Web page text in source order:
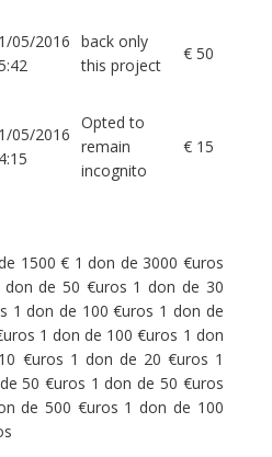
05/2016
back only
this project
€ 50
05/2016
Opted to
remain
incognito
€ 15
1500 € 1 don de 3000 €uros
de 50 €uros 1 don de 30
1 don de 100 €uros 1 don de
1 don de 100 €uros 1 don
€uros 1 don de 20 €uros 1
50 €uros 1 don de 50 €uros
de 500 €uros 1 don de 100